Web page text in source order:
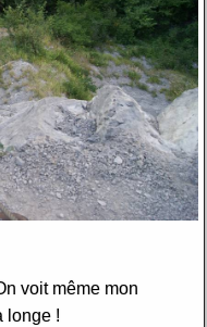
voit même mon
longe !